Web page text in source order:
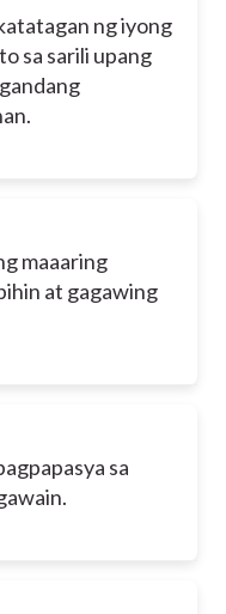
ng iyong
sa sarili upang
maaaring
at gagawing
sa